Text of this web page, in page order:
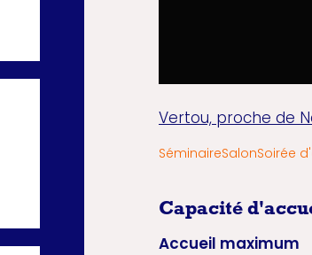
Vertou, proche de
SéminaireSalonSoirée
Capacité
Accueil maximum